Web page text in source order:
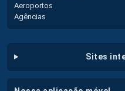
Aeroportos
Agências
sites